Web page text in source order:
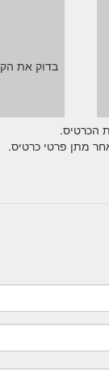
בדוק את
הכרטיס.
מתן פרטי כרטיס.